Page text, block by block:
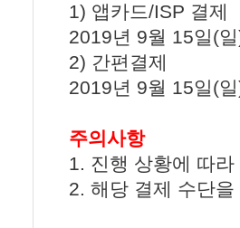
1) 앱카드/ISP 결제
2019년 9월 15일(
2) 간편결제
2019년 9월 15일(
주의사항
1. 진행 상황에 따
2. 해당 결제 수단